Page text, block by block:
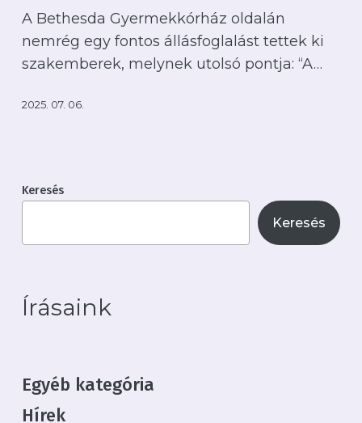
a
babavárás
alatt
A Bethesda Gyermekkórház oldalán
nemrég egy fontos állásfoglalást tettek ki
szakemberek, melynek utolsó pontja: “A…
2025. 07. 06.
Keresés
Keresés
Írásaink
Egyéb kategória
Hírek